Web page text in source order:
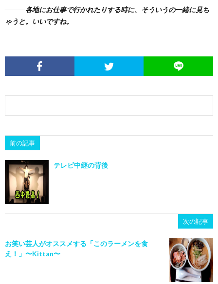
―――各地にお仕事で行かれたりする時に、そういうの一緒に見ち
ゃうと。いいですね。
前の記事
テレビ中継の背後
次の記事
お笑い芸人がオススメする「このラーメンを食
え！」〜Kittan〜